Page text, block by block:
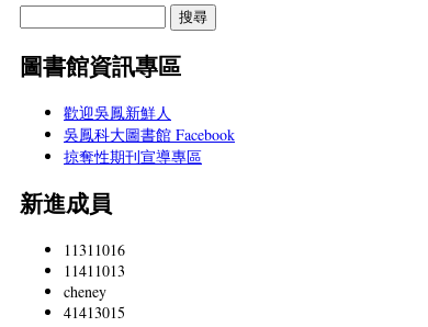
圖書館資訊專區
歡迎吳鳳新鮮人
吳鳳科大圖書館 Facebook
掠奪性期刊宣導專區
新進成員
11311016
11411013
cheney
41413015